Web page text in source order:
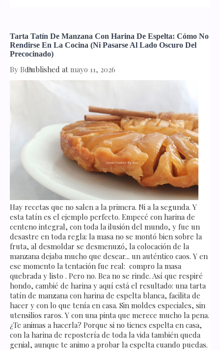
Tarta Tatín De Manzana Con Harina De Espelta: Cómo No
Rendirse En La Cocina (ni Pasarse Al Lado Oscuro Del
Precocinado)
By BeaPublished at mayo 11, 2026
Hay recetas que no salen a la primera. Ni a la segunda. Y
esta tatín es el ejemplo perfecto. Empecé con harina de
centeno integral, con toda la ilusión del mundo, y fue un
desastre en toda regla: la masa no se montó bien sobre la
fruta, al desmoldar se desmenuzó, la colocación de la
manzana dejaba mucho que desear... un auténtico caos. Y en
ese momento la tentación fue real: compro la masa
quebrada y listo . Pero no. Bea no se rinde. Así que respiré
hondo, cambié de harina y aquí está el resultado: una tarta
tatín de manzana con harina de espelta blanca, facilita de
hacer y con lo que tenía en casa. Sin moldes especiales, sin
utensilios raros. Y con una pinta que merece mucho la pena.
¿Te animas a hacerla? Porque si no tienes espelta en casa,
con la harina de repostería de toda la vida también queda
genial, aunque te animo a probar la espelta cuando puedas.